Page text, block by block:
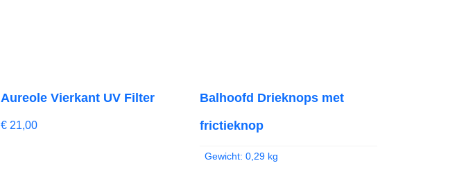
Aureole Vierkant UV Filter
€ 21,00
Balhoofd Drieknops met
frictieknop
Gewicht: 0,29 kg